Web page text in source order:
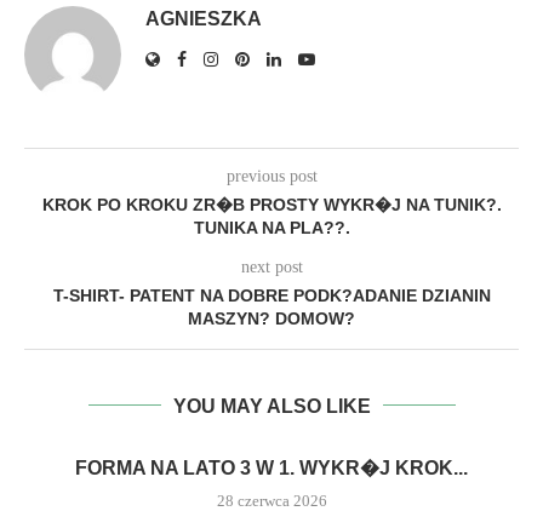
AGNIESZKA
previous post
KROK PO KROKU ZR�B PROSTY WYKR�J NA TUNIK?.
TUNIKA NA PLA??.
next post
T-SHIRT- PATENT NA DOBRE PODK?ADANIE DZIANIN
MASZYN? DOMOW?
YOU MAY ALSO LIKE
FORMA NA LATO 3 W 1. WYKR�J KROK...
28 czerwca 2026